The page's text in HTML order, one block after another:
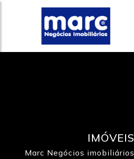
IMÓVEIS
Marc Negócios imobiliários